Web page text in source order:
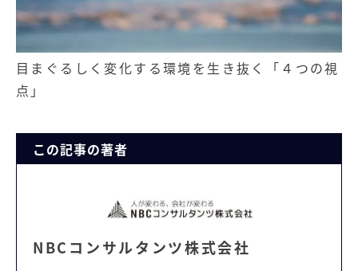
目まぐるしく変化する環境を生き抜く「４つの視
点」
この記事の著者
NBCコンサルタンツ株式会社